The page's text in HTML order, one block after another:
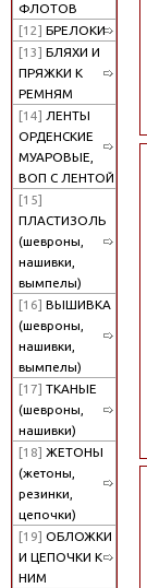
ФЛОТОВ
[12] БРЕЛОКИ
[13] БЛЯХИ И
ПРЯЖКИ К
РЕМНЯМ
[14] ЛЕНТЫ
ОРДЕНСКИЕ
МУАРОВЫЕ,
ВОП С ЛЕНТОЙ
[15]
ПЛАСТИЗОЛЬ
(шевроны,
нашивки,
вымпелы)
[16] ВЫШИВКА
(шевроны,
нашивки,
вымпелы)
[17] ТКАНЫЕ
(шевроны,
нашивки)
[18] ЖЕТОНЫ
(жетоны,
резинки,
цепочки)
[19] ОБЛОЖКИ
И ЦЕПОЧКИ К
НИМ